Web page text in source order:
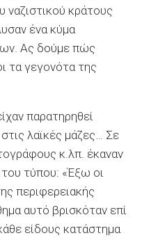
ναζιστικού κράτους
ένα κύμα
Ας δούμε πώς
τα γεγονότα της
παρατηρηθεί
λαϊκές μάζες… Σε
κ.λπ. έκαναν
τύπου: «Έξω οι
περιφερειακής
αυτό βρισκόταν επί
είδους κατάστημα